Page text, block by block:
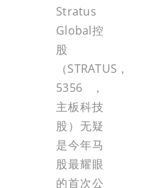
Stratus
Global控
股
（STRATUS，
5356，
主板科技
股）无疑
是今年马
股最耀眼
的首次公